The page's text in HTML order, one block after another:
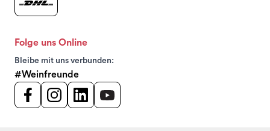
Folge uns Online
Bleibe mit uns verbunden:
#Weinfreunde